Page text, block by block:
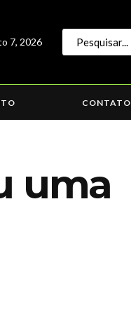
7, 2026
CONTATO
uma